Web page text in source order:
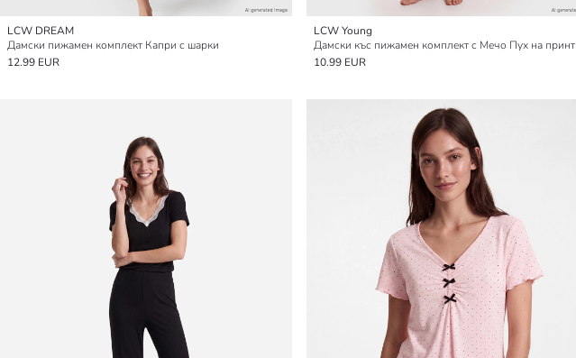
LCW DREAM
Дамски пижамен комплект Капри с шарки
12.99 EUR
LCW Young
Дамски къс пижамен комплект с Мечо Пух на принт
10.99 EUR